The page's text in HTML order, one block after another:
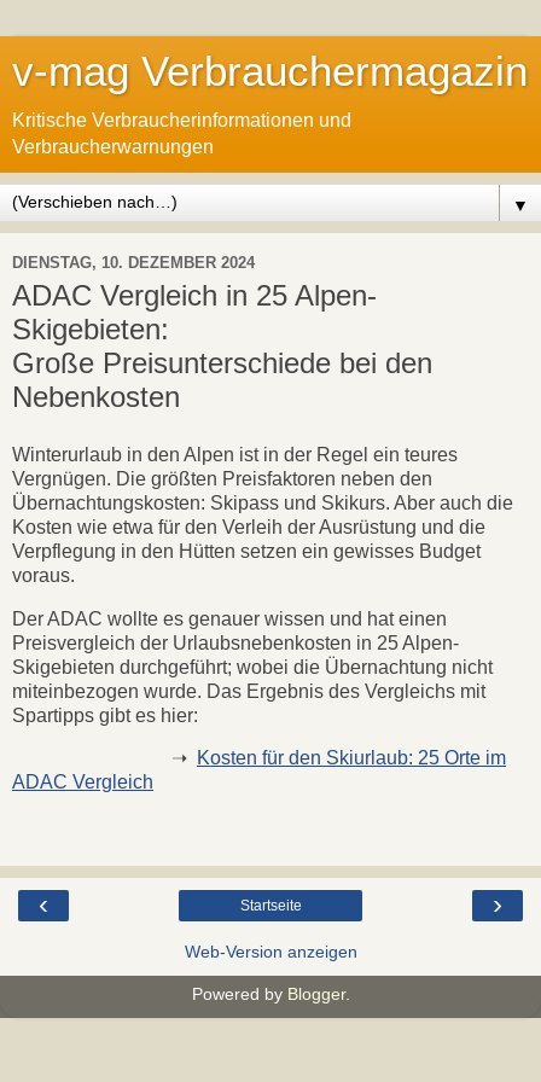
v-mag Verbrauchermagazin
Kritische Verbraucherinformationen und
Verbraucherwarnungen
▼
DIENSTAG, 10. DEZEMBER 2024
ADAC Vergleich in 25 Alpen-
Skigebieten:
Große Preisunterschiede bei den
Nebenkosten
Winterurlaub in den Alpen ist in der Regel ein teures
Vergnügen. Die größten Preisfaktoren neben den
Übernachtungskosten: Skipass und Skikurs. Aber auch die
Kosten wie etwa für den Verleih der Ausrüstung und die
Verpflegung in den Hütten setzen ein gewisses Budget
voraus.
Der ADAC wollte es genauer wissen und hat einen
Preisvergleich der Urlaubsnebenkosten in 25 Alpen-
Skigebieten durchgeführt; wobei die Übernachtung nicht
miteinbezogen wurde. Das Ergebnis des Vergleichs mit
Spartipps gibt es hier:
➝ Kosten für den Skiurlaub: 25 Orte im
ADAC Vergleich
‹ ›
Startseite
Web-Version anzeigen
Powered by Blogger.